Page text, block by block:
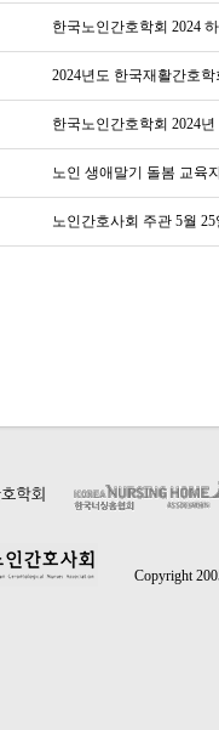
한국노인간호학회 2024
2024년도 한국재활간호
한국노인간호학회 2024
노인 생애말기 돌봄 교육
노인간호사회 주관 5월
Copyright